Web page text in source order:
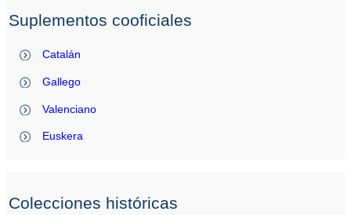
Suplementos cooficiales
Catalán
Gallego
Valenciano
Euskera
Colecciones históricas